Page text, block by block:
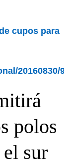
cupos para
20160830/
polos
sur